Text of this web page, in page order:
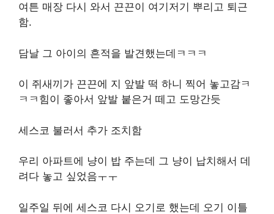
여튼 매장 다시 와서 끈끈이 여기저기 뿌리고 퇴근
함.
담날 그 아이의 흔적을 발견했는데ㅋㅋㅋ
이 쥐새끼가 끈끈에 지 앞발 떡 하니 찍어 놓고감ㅋ
ㅋㅋ힘이 좋아서 앞발 붙은거 떼고 도망간듯
세스코 불러서 추가 조치함
우리 아파트에 냥이 밥 주는데 그 냥이 납치해서 데
려다 놓고 싶었음ㅜㅜ
일주일 뒤에 세스코 다시 오기로 했는데 오기 이틀